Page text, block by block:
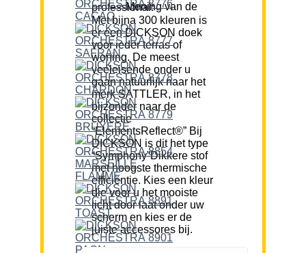
Mening van de professional:
Met bijna 300 kleuren is
er een DICKSON doek
voor ieder terras of
woning. De meest
veeleisende onder u
gaan natuurlijk naar het
merk SATTLER, in het
bijzonder naar de
collectie
“ElementsReflect®” Bij
DICKSON is dit het type
“Symphony”Dikkere stof
met hoogste thermische
efficiëntie. Kies een kleur
die voor u het mooiste
licht door laat onder uw
scherm en kies er de
juiste accessores bij.